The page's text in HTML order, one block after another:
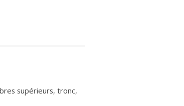
supérieurs, tronc,